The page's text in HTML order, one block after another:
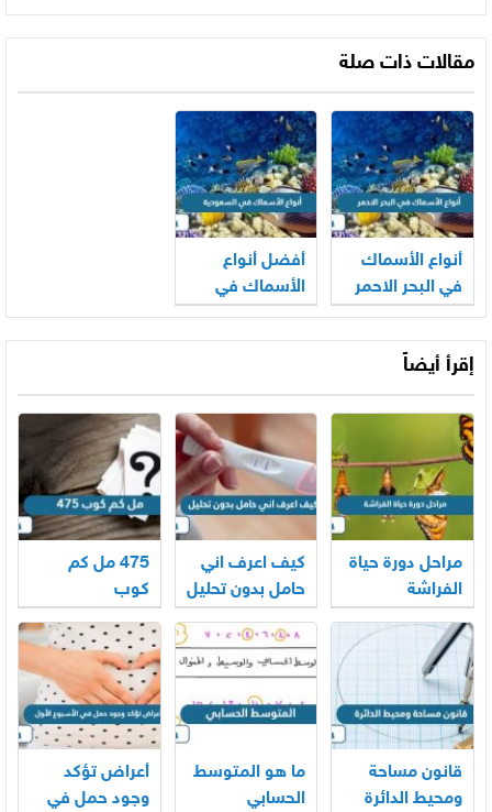
مقالات ذات صلة
أنواع الأسماك
في البحر الاحمر
أفضل أنواع
الأسماك في
السعودية
إقرأ أيضاً
مراحل دورة حياة
الفراشة
كيف اعرف اني
حامل بدون تحليل
475 مل كم
كوب
قانون مساحة
ومحيط الدائرة
ما هو المتوسط
الحسابي
أعراض تؤكد
وجود حمل في